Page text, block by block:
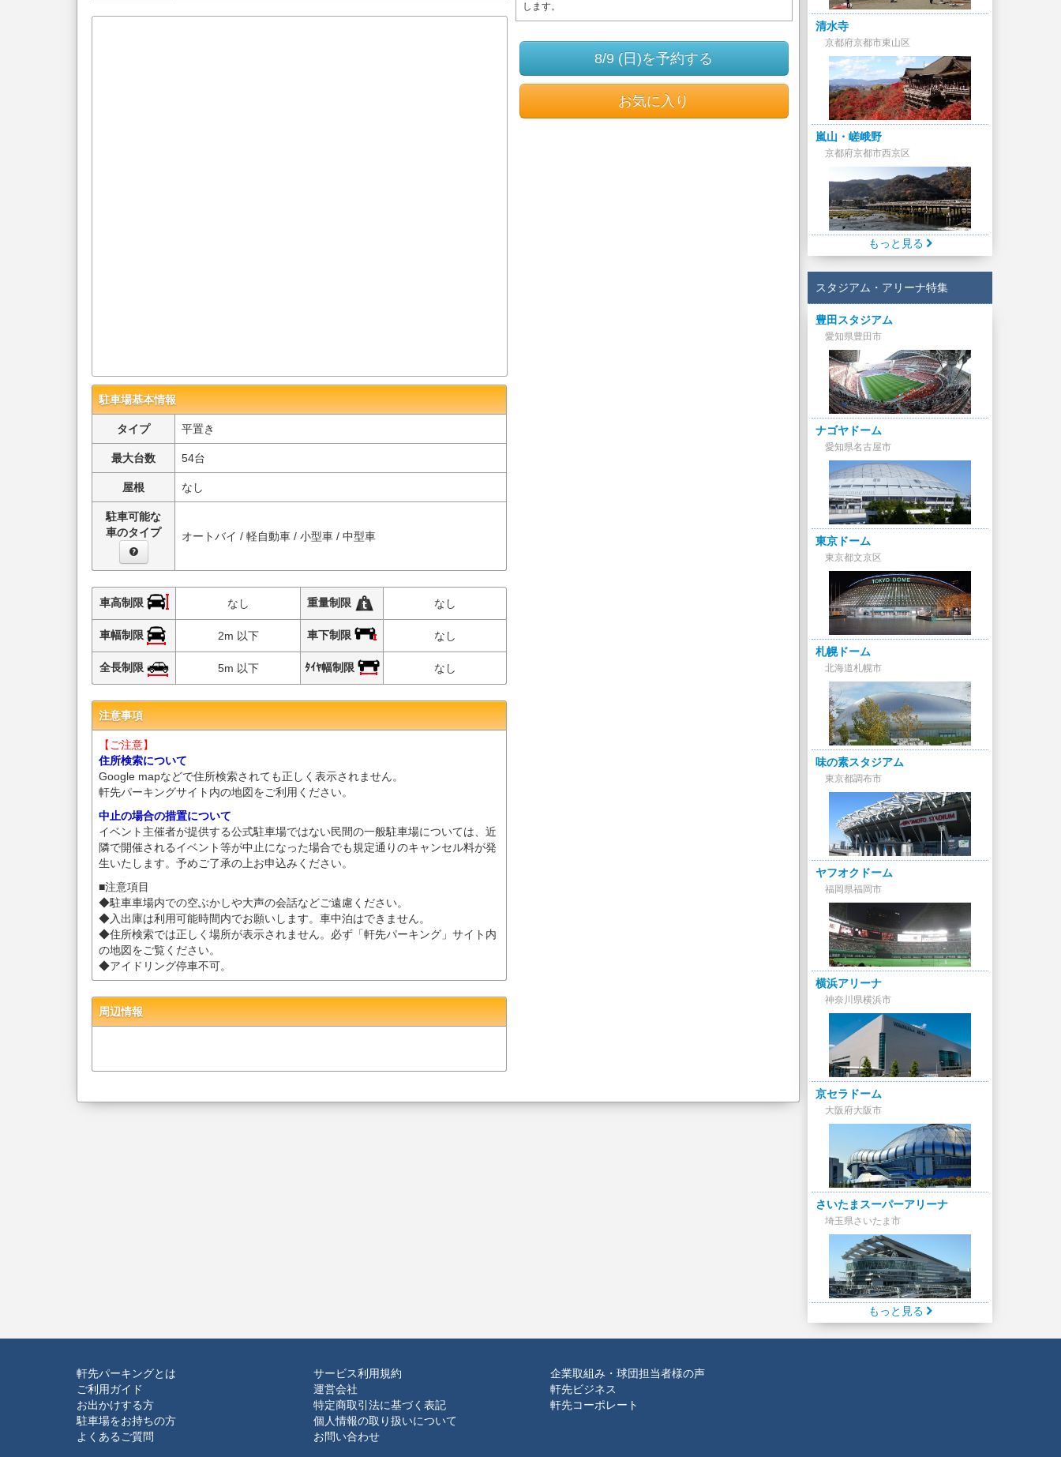
駐車場基本情報
タイプ 平置き
最大台数 54台
屋根 なし
駐車可能な
車のタイプ
オートバイ / 軽自動車 / 小型車 / 中型車
車高制限 なし 重量制限 なし
車幅制限 2m 以下 車下制限 なし
全長制限 5m 以下 ﾀｲﾔ幅制限 なし
注意事項
【ご注意】
住所検索について
Google mapなどで住所検索されても正しく表示されません。
軒先パーキングサイト内の地図をご利用ください。
中止の場合の措置について
イベント主催者が提供する公式駐車場ではない民間の一般駐車場については、近
隣で開催されるイベント等が中止になった場合でも規定通りのキャンセル料が発
生いたします。予めご了承の上お申込みください。
■注意項目
◆駐車車場内での空ぶかしや大声の会話などご遠慮ください。
◆入出庫は利用可能時間内でお願いします。車中泊はできません。
◆住所検索では正しく場所が表示されません。必ず「軒先パーキング」サイト内
の地図をご覧ください。
◆アイドリング停車不可。
周辺情報
します。
8/9 (日)を予約する
お気に入り
清水寺
京都府京都市東山区
嵐山・嵯峨野
京都府京都市西京区
もっと見る
スタジアム・アリーナ特集
豊田スタジアム
愛知県豊田市
ナゴヤドーム
愛知県名古屋市
東京ドーム
東京都文京区
札幌ドーム
北海道札幌市
味の素スタジアム
東京都調布市
ヤフオクドーム
福岡県福岡市
横浜アリーナ
神奈川県横浜市
京セラドーム
大阪府大阪市
さいたまスーパーアリーナ
埼玉県さいたま市
もっと見る
軒先パーキングとは
ご利用ガイド
お出かけする方
駐車場をお持ちの方
よくあるご質問
サービス利用規約
運営会社
特定商取引法に基づく表記
個人情報の取り扱いについて
お問い合わせ
企業取組み・球団担当者様の声
軒先ビジネス
軒先コーポレート